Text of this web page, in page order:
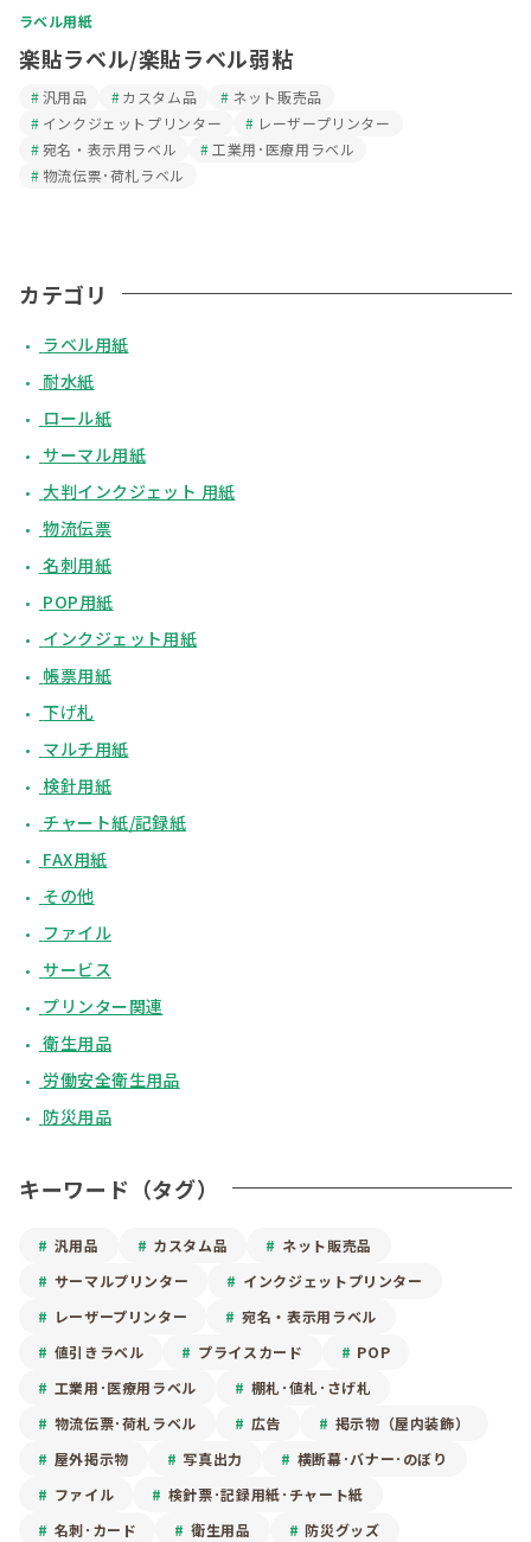
ラベル用紙
楽貼ラベル/楽貼ラベル弱粘
汎用品 カスタム品
ネット販売品
インクジェットプリンター
レーザープリンター
宛名・表示用ラベル
工業用･医療用ラベル
物流伝票･荷札ラベル
カテゴリ
ラベル用紙
耐水紙
ロール紙
サーマル用紙
大判インクジェット 用紙
物流伝票
名刺用紙
POP用紙
インクジェット用紙
帳票用紙
下げ札
マルチ用紙
検針用紙
チャート紙/記録紙
FAX用紙
その他
ファイル
サービス
プリンター関連
衛生用品
労働安全衛生用品
防災用品
キーワード（タグ）
汎用品 カスタム品
ネット販売品
サーマルプリンター
インクジェットプリンター
レーザープリンター
宛名・表示用ラベル
値引きラベル
プライスカード
POP
工業用･医療用ラベル
棚札･値札･さげ札
物流伝票･荷札ラベル
広告
掲示物（屋内装飾）
屋外掲示物
写真出力
横断幕･バナー･のぼり
ファイル
検針票･記録用紙･チャート紙
名刺･カード
衛生用品
防災グッズ